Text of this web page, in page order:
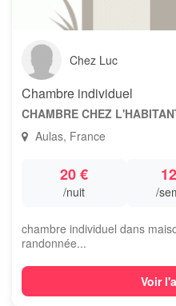
Chez Luc
Chambre individuel
CHAMBRE CHEZ
Aulas, France
20 €
/nuit /
chambre individuel dans
randonnée...
Voir